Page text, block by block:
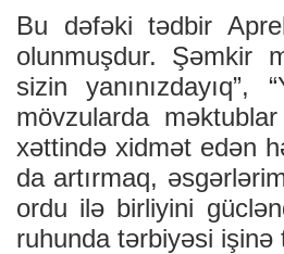
Bu dəfəki tədbir
olunmuşdur. Şəmkir
sizin yanınızdayıq”,
mövzularda
xəttində xidmət edən
da artırmaq,
ordu ilə birliyini
ruhunda tərbiyəsi